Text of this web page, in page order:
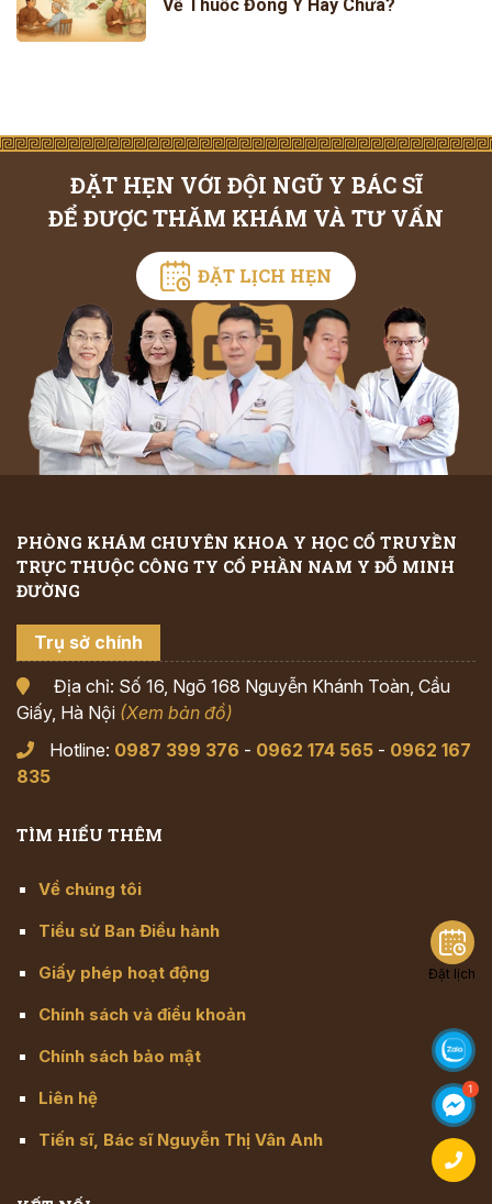
Về Thuốc Đông Y Hay Chưa?
ĐẶT HẸN VỚI ĐỘI NGŨ Y BÁC SĨ
ĐỂ ĐƯỢC THĂM KHÁM VÀ TƯ VẤN
ĐẶT LỊCH HẸN
PHÒNG KHÁM CHUYÊN KHOA Y HỌC CỔ TRUYỀN
TRỰC THUỘC CÔNG TY CỔ PHẦN NAM Y ĐỖ MINH
ĐƯỜNG
Trụ sở chính
Địa chỉ: Số 16, Ngõ 168 Nguyễn Khánh Toàn, Cầu
Giấy, Hà Nội (Xem bản đồ)
Hotline: 0987 399 376 - 0962 174 565 - 0962 167
835
TÌM HIỂU THÊM
Về chúng tôi
Tiểu sử Ban Điều hành
Giấy phép hoạt động
Chính sách và điều khoản
Chính sách bảo mật
Liên hệ
Tiến sĩ, Bác sĩ Nguyễn Thị Vân Anh
Đặt lịch